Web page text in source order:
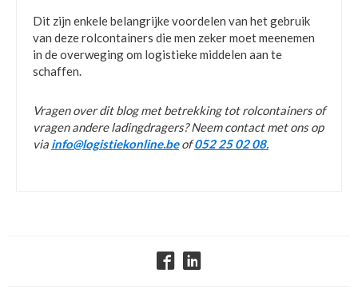
Dit zijn enkele belangrijke voordelen van het gebruik
van deze rolcontainers die men zeker moet meenemen
in de overweging om logistieke middelen aan te
schaffen.
Vragen over dit blog met betrekking tot rolcontainers of
vragen andere ladingdragers? Neem contact met ons op
via info@logistiekonline.beof052 25 02 08.